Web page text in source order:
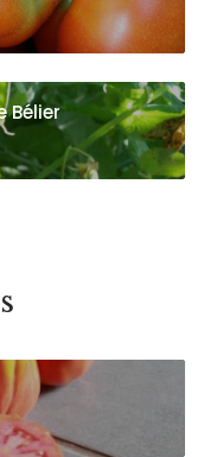
Bélier